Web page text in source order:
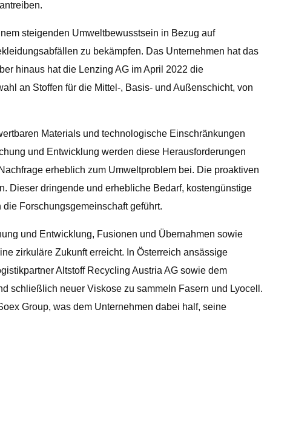
steigenden Umweltbewusstsein in Bezug auf
zu bekämpfen. Das Unternehmen hat das
hinaus hat die Lenzing AG im April 2022 die
an Stoffen für die Mittel-, Basis- und Außenschicht, von
Materials und technologische Einschränkungen
und Entwicklung werden diese Herausforderungen
erheblich zum Umweltproblem bei. Die proaktiven
Dieser dringende und erhebliche Bedarf, kostengünstige
Forschungsgemeinschaft geführt.
und Entwicklung, Fusionen und Übernahmen sowie
zirkuläre Zukunft erreicht. In Österreich ansässige
Altstoff Recycling Austria AG sowie dem
schließlich neuer Viskose zu sammeln Fasern und Lyocell.
Group, was dem Unternehmen dabei half, seine